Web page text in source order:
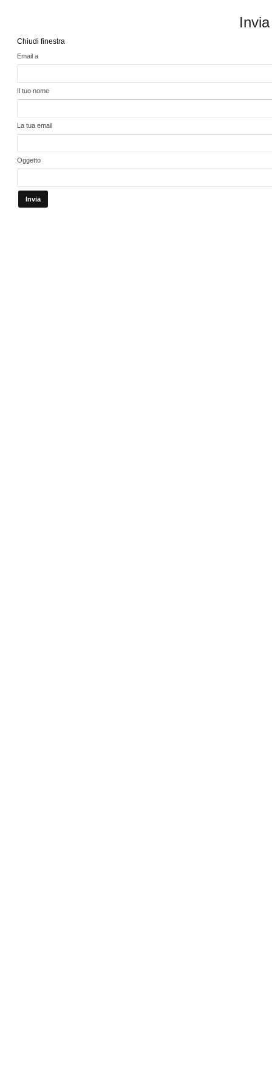
Chiudi finestra
Email a
Il tuo nome
La tua email
Oggetto
Invia